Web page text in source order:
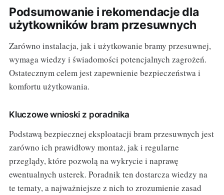
Podsumowanie i rekomendacje dla
użytkowników bram przesuwnych
Zarówno instalacja, jak i użytkowanie bramy przesuwnej,
wymaga wiedzy i świadomości potencjalnych zagrożeń.
Ostatecznym celem jest zapewnienie bezpieczeństwa i
komfortu użytkowania.
Kluczowe wnioski z poradnika
Podstawą bezpiecznej eksploatacji bram przesuwnych jest
zarówno ich prawidłowy montaż, jak i regularne
przeglądy, które pozwolą na wykrycie i naprawę
ewentualnych usterek. Poradnik ten dostarcza wiedzy na
te tematy, a najważniejsze z nich to zrozumienie zasad